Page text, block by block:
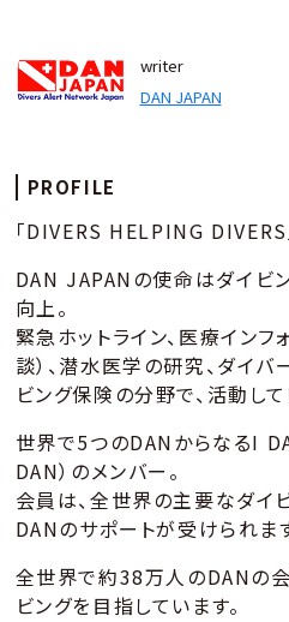
writer
DAN JAPAN
PROFILE
「DIVERS HELPING DIVERS
DAN JAPANの使命はダイビ
向上。
緊急ホットライン、医療インフ
談）、潜水医学の研究、ダイ
ビング保険の分野で、活動して
世界で5つのDANからなるI
DAN）のメンバー。
会員は、全世界の主要なダイ
DANのサポートが受けられま
全世界で約38万人のDANの
ビングを目指しています。